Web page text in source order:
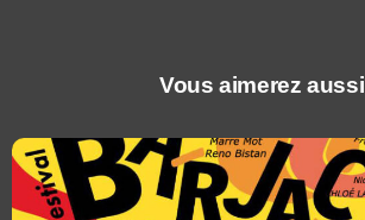
Vous aimerez aussi